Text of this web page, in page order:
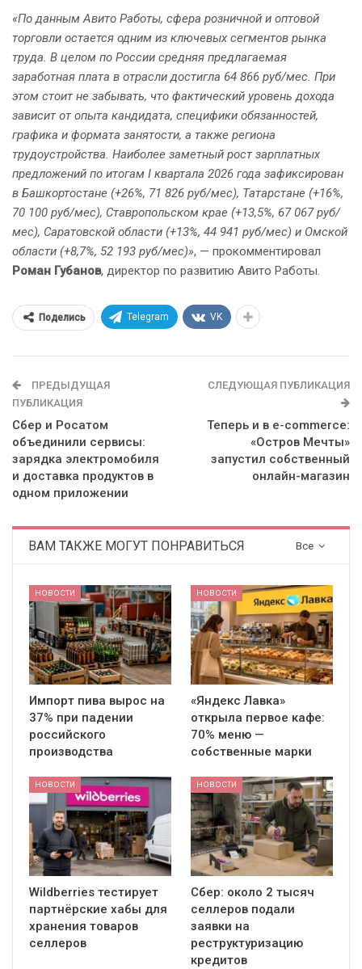
«По данным Авито Работы, сфера розничной и оптовой
торговли остается одним из ключевых сегментов рынка
труда. В целом по России средняя предлагаемая
заработная плата в отрасли достигла 64 866 руб/мес. При
этом стоит не забывать, что фактический уровень дохода
зависит от опыта кандидата, специфики обязанностей,
графика и формата занятости, а также региона
трудоустройства. Наиболее заметный рост зарплатных
предложений по итогам I квартала 2026 года зафиксирован
в Башкортостане (+26%, 71 826 руб/мес), Татарстане (+16%,
70 100 руб/мес), Ставропольском крае (+13,5%, 67 067 руб/
мес), Саратовской области (+13%, 44 941 руб/мес) и Омской
области (+8,7%, 52 193 руб/мес)», — прокомментировал
Роман Губанов, директор по развитию Авито Работы.
Поделись Telegram VK
ПРЕДЫДУЩАЯ
ПУБЛИКАЦИЯ
Сбер и Росатом
объединили сервисы:
зарядка электромобиля
и доставка продуктов в
одном приложении
СЛЕДУЮЩАЯ ПУБЛИКАЦИЯ
Теперь и в e-commerce:
«Остров Мечты»
запустил собственный
онлайн-магазин
Все
ВАМ ТАКЖЕ МОГУТ ПОНРАВИТЬСЯ
НОВОСТИ
Импорт пива вырос на
37% при падении
российского
производства
НОВОСТИ
«Яндекс Лавка»
открыла первое кафе:
70% меню —
собственные марки
НОВОСТИ
Wildberries тестирует
партнёрские хабы для
хранения товаров
селлеров
НОВОСТИ
Сбер: около 2 тысяч
селлеров подали
заявки на
реструктуризацию
кредитов